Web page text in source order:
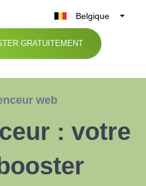
Belgique
België
Nederland
España
GRATUITEMENT
web
: votre